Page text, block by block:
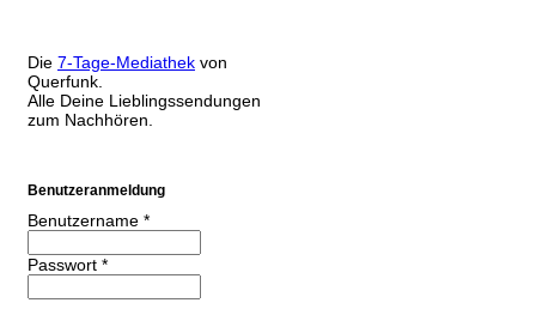
Die 7-Tage-Mediathek von
Querfunk.
Alle Deine Lieblingssendungen
zum Nachhören.
Benutzeranmeldung
Benutzername *
Passwort *